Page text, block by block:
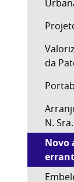
da
N.
Novo